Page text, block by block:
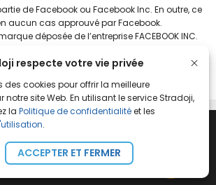
respecte votre vie privée
des cookies pour offrir la meilleure
notre site Web. En utilisant le service Stradoji,
la Politique de confidentialitéet les
.
ACCEPTER ET FERMER
de Facebook ou Facebook Inc. En outre, ce
aucun cas approuvé par Facebook.
déposée de l’entreprise FACEBOOK INC.
–
Conditions Générales de Ventes et
d’Utilisation